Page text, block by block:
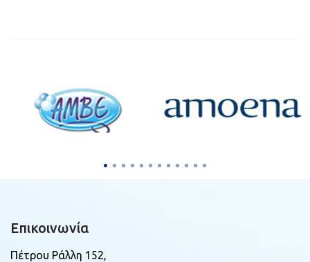
Επικοινωνία
Πέτρου Ράλλη 152,